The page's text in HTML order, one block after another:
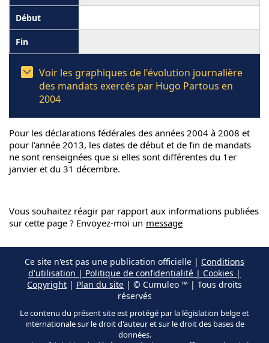
Voir les graphiques de l'évolution journalière
des mandats exercés par Hugo Partous en
2004
Pour les déclarations fédérales des années 2004 à 2008 et
pour l'année 2013, les dates de début et de fin de mandats
ne sont renseignées que si elles sont différentes du 1er
janvier et du 31 décembre.
Vous souhaitez réagir par rapport aux informations publiées
sur cette page ? Envoyez-moi un message
Ce site n'est pas une publication officielle | Conditions
d'utilisation | Politique de confidentialité | Cookies |
Copyright | Plan du site | © Cumuleo ™ | Tous droits
réservés
Le contenu du présent site est protégé par la législation belge et
internationale sur le droit d'auteur et sur le droit des bases de
données.